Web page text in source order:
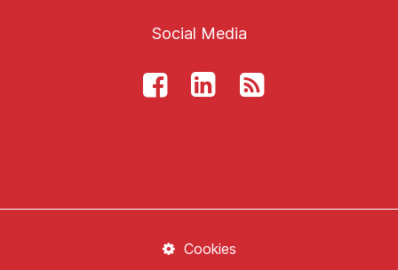
Social Media
Cookies